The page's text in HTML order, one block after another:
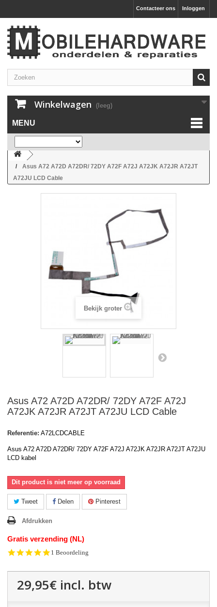
Inloggen
Contacteer ons
Winkelwagen (leeg)
MENU
Asus A72 A72D A72DR/ 72DY A72F A72J A72JK A72JR A72JT
A72JU LCD Cable
Bekijk groter
Asus A72 A72D A72DR/ 72DY A72F A72J
A72JK A72JR A72JT A72JU LCD Cable
Referentie: A72LCDCABLE
Asus A72 A72D A72DR/ 72DY A72F A72J A72JK A72JR A72JT A72JU
LCD kabel
Dit product is niet meer op voorraad
Tweet Delen Pinterest
Afdrukken
Gratis verzending (NL)
5.0
1 Beoordeling
29,95€ incl. btw